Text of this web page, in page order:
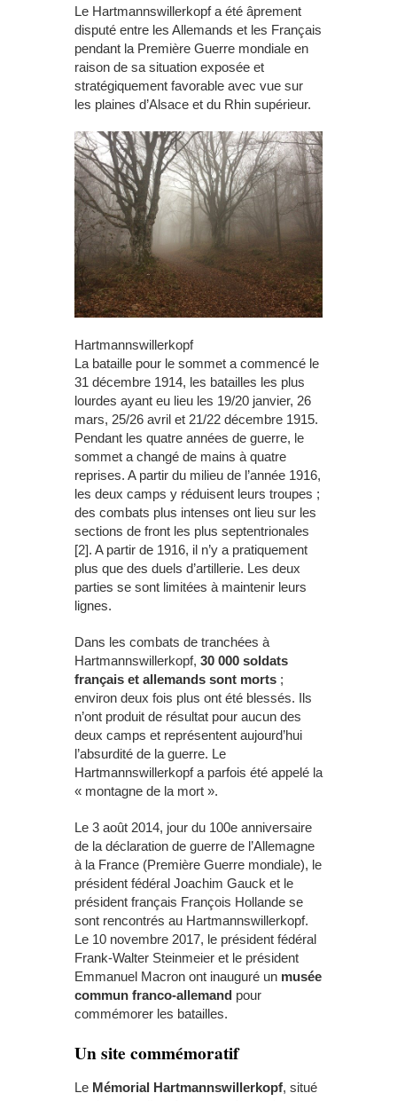
Le Hartmannswillerkopf a été âprement
disputé entre les Allemands et les Français
pendant la Première Guerre mondiale en
raison de sa situation exposée et
stratégiquement favorable avec vue sur
les plaines d’Alsace et du Rhin supérieur.
Hartmannswillerkopf
La bataille pour le sommet a commencé le
31 décembre 1914, les batailles les plus
lourdes ayant eu lieu les 19/20 janvier, 26
mars, 25/26 avril et 21/22 décembre 1915.
Pendant les quatre années de guerre, le
sommet a changé de mains à quatre
reprises. A partir du milieu de l’année 1916,
les deux camps y réduisent leurs troupes ;
des combats plus intenses ont lieu sur les
sections de front les plus septentrionales
[2]. A partir de 1916, il n’y a pratiquement
plus que des duels d’artillerie. Les deux
parties se sont limitées à maintenir leurs
lignes.
Dans les combats de tranchées à
Hartmannswillerkopf, 30 000 soldats
français et allemands sont morts ;
environ deux fois plus ont été blessés. Ils
n’ont produit de résultat pour aucun des
deux camps et représentent aujourd’hui
l’absurdité de la guerre. Le
Hartmannswillerkopf a parfois été appelé la
« montagne de la mort ».
Le 3 août 2014, jour du 100e anniversaire
de la déclaration de guerre de l’Allemagne
à la France (Première Guerre mondiale), le
président fédéral Joachim Gauck et le
président français François Hollande se
sont rencontrés au Hartmannswillerkopf.
Le 10 novembre 2017, le président fédéral
Frank-Walter Steinmeier et le président
Emmanuel Macron ont inauguré un musée
commun franco-allemand pour
commémorer les batailles.
Un site commémoratif
Le Mémorial Hartmannswillerkopf, situé